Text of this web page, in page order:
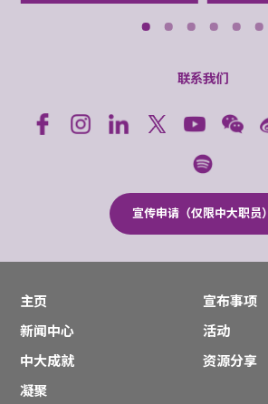
联系我们
宣传申请（仅限中大职员）
主页
宣布事项
新闻中心
活动
中大成就
资源分享
凝聚